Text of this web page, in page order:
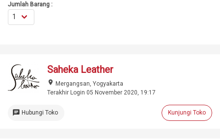
Jumlah Barang :
Saheka Leather
place Mergangsan, Yogyakarta
Terakhir Login 05 November 2020, 19:17
chat Hubungi Toko Kunjungi Toko